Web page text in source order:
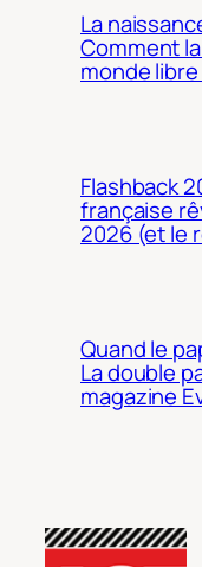
La
Comment
monde
Flashback
française
2026 (et le
Quand le
La double
magazine